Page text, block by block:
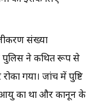
संख्या
पुलिस ने कथित रूप से
गया। जांच में पुष्टि
आयु का था और कानून के